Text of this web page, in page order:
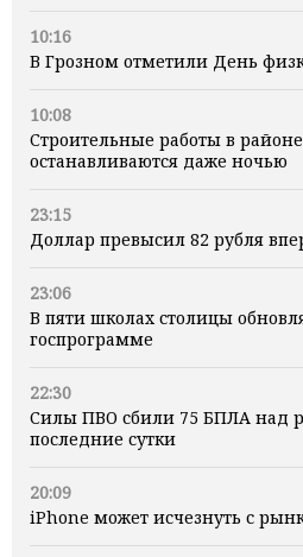
10:16
В Грозном отметили День
10:08
Строительные работы в
останавливаются даже ночью
23:15
Доллар превысил 82 рубля
23:06
В пяти школах столицы
госпрограмме
22:30
Силы ПВО сбили 75 БПЛА над
последние сутки
20:09
iPhone может исчезнуть с